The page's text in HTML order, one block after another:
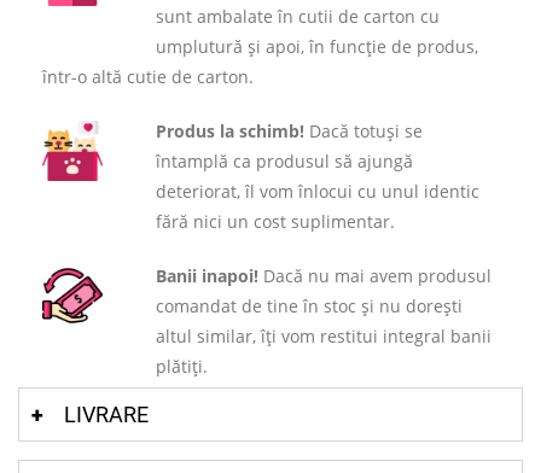
sunt ambalate în cutii de carton cu
umplutură și apoi, în funcție de produs,
într-o altă cutie de carton.
Produs la schimb! Dacă totuși se
întamplă ca produsul să ajungă
deteriorat, îl vom înlocui cu unul identic
fără nici un cost suplimentar.
Banii inapoi! Dacă nu mai avem produsul
comandat de tine în stoc și nu dorești
altul similar, îți vom restitui integral banii
plătiți.
LIVRARE